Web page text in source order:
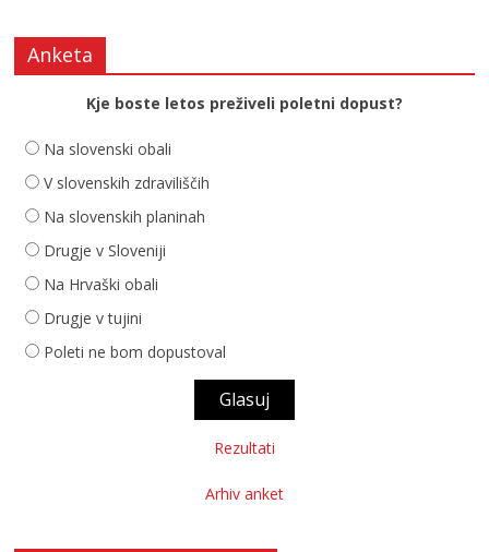
Anketa
Kje boste letos preživeli poletni dopust?
Na slovenski obali
V slovenskih zdraviliščih
Na slovenskih planinah
Drugje v Sloveniji
Na Hrvaški obali
Drugje v tujini
Poleti ne bom dopustoval
Rezultati
Arhiv anket